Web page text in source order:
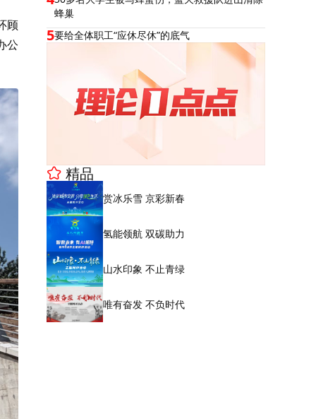
顾
公
蜂巢
5要给全体职工“应休尽休”的底气
精品
赏冰乐雪 京彩新春
氢能领航 双碳助力
山水印象 不止青绿
唯有奋发 不负时代